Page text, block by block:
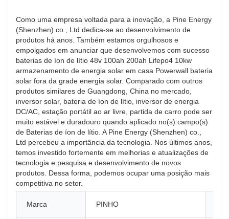
Como uma empresa voltada para a inovação, a Pine Energy
(Shenzhen) co., Ltd dedica-se ao desenvolvimento de
produtos há anos. Também estamos orgulhosos e
empolgados em anunciar que desenvolvemos com sucesso
baterias de íon de lítio 48v 100ah 200ah Lifepo4 10kw
armazenamento de energia solar em casa Powerwall bateria
solar fora da grade energia solar. Comparado com outros
produtos similares de Guangdong, China no mercado,
inversor solar, bateria de íon de lítio, inversor de energia
DC/AC, estação portátil ao ar livre, partida de carro pode ser
muito estável e duradouro quando aplicado no(s) campo(s)
de Baterias de íon de lítio. A Pine Energy (Shenzhen) co.,
Ltd percebeu a importância da tecnologia. Nos últimos anos,
temos investido fortemente em melhorias e atualizações de
tecnologia e pesquisa e desenvolvimento de novos
produtos. Dessa forma, podemos ocupar uma posição mais
competitiva no setor.
Marca PINHO